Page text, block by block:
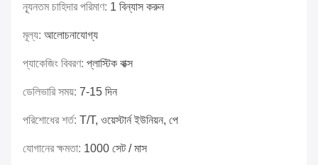
ন্যূনতম চাহিদার পরিমাণ: 1 বিন্যাস করুন
মূল্য: আলোচনাযোগ্য
প্যাকেজিং বিবরণ: প্লাস্টিক বাক্স
ডেলিভারি সময়: 7-15 দিন
পরিশোধের শর্ত: T/T, ওয়েস্টার্ন ইউনিয়ন, পে
যোগানের ক্ষমতা: 1000 সেট / মাস